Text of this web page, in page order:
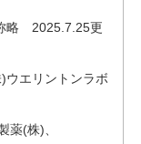
略 2025.7.25更
ウエリントンラボ
薬(株)、